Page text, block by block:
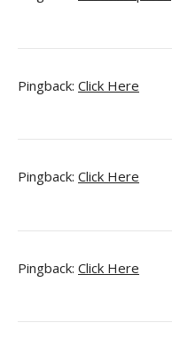
Pingback: Click Here
Pingback: Click Here
Pingback: Click Here